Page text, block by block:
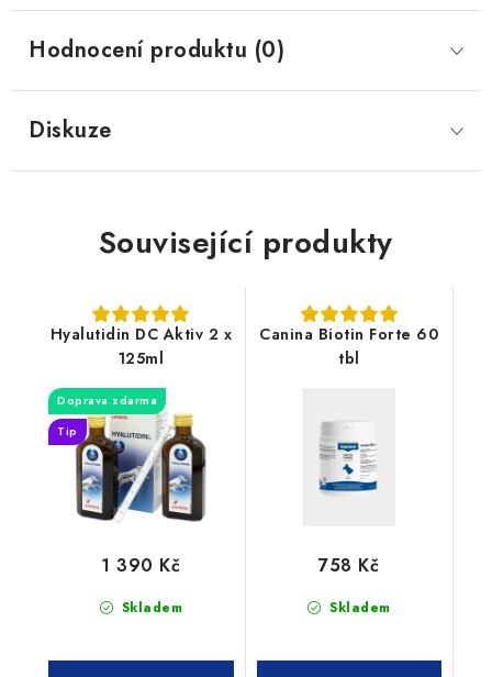
Hodnocení produktu (0)
Diskuze
Související produkty
Hyalutidin DC Aktiv 2 x
125ml
Doprava zdarma
Tip
Skladem
1 390 Kč
Canina Biotin Forte 60
tbl
Skladem
758 Kč